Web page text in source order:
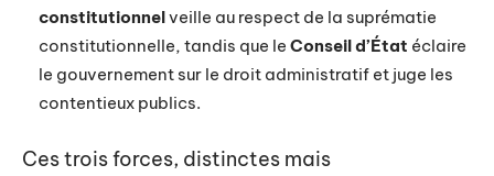
constitutionnelveille au respect de la suprématie
constitutionnelle, tandis que le Conseil d’État éclaire
le gouvernement sur le droit administratif et juge les
contentieux publics.
Ces trois forces, distinctes mais